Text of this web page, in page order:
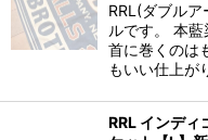
RRL(ダブル
ルです。 本藍
首に巻くのは
もいい仕上が
RRL インディ